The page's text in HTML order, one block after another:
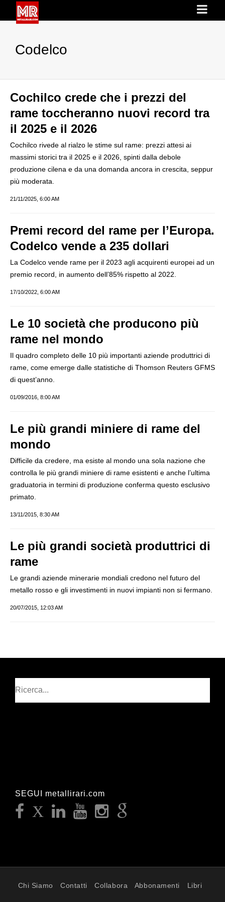
Codelco
Cochilco crede che i prezzi del
rame toccheranno nuovi record tra
il 2025 e il 2026
Cochilco rivede al rialzo le stime sul rame: prezzi attesi ai
massimi storici tra il 2025 e il 2026, spinti dalla debole
produzione cilena e da una domanda ancora in crescita, seppur
più moderata.
21/11/2025, 6:00 AM
Premi record del rame per l’Europa.
Codelco vende a 235 dollari
La Codelco vende rame per il 2023 agli acquirenti europei ad un
premio record, in aumento dell’85% rispetto al 2022.
17/10/2022, 6:00 AM
Le 10 società che producono più
rame nel mondo
Il quadro completo delle 10 più importanti aziende produttrici di
rame, come emerge dalle statistiche di Thomson Reuters GFMS
di quest’anno.
01/09/2016, 8:00 AM
Le più grandi miniere di rame del
mondo
Difficile da credere, ma esiste al mondo una sola nazione che
controlla le più grandi miniere di rame esistenti e anche l’ultima
graduatoria in termini di produzione conferma questo esclusivo
primato.
13/11/2015, 8:30 AM
Le più grandi società produttrici di
rame
Le grandi aziende minerarie mondiali credono nel futuro del
metallo rosso e gli investimenti in nuovi impianti non si fermano.
20/07/2015, 12:03 AM
SEGUI metallirari.com
Chi Siamo Contatti Collabora Abbonamenti Libri